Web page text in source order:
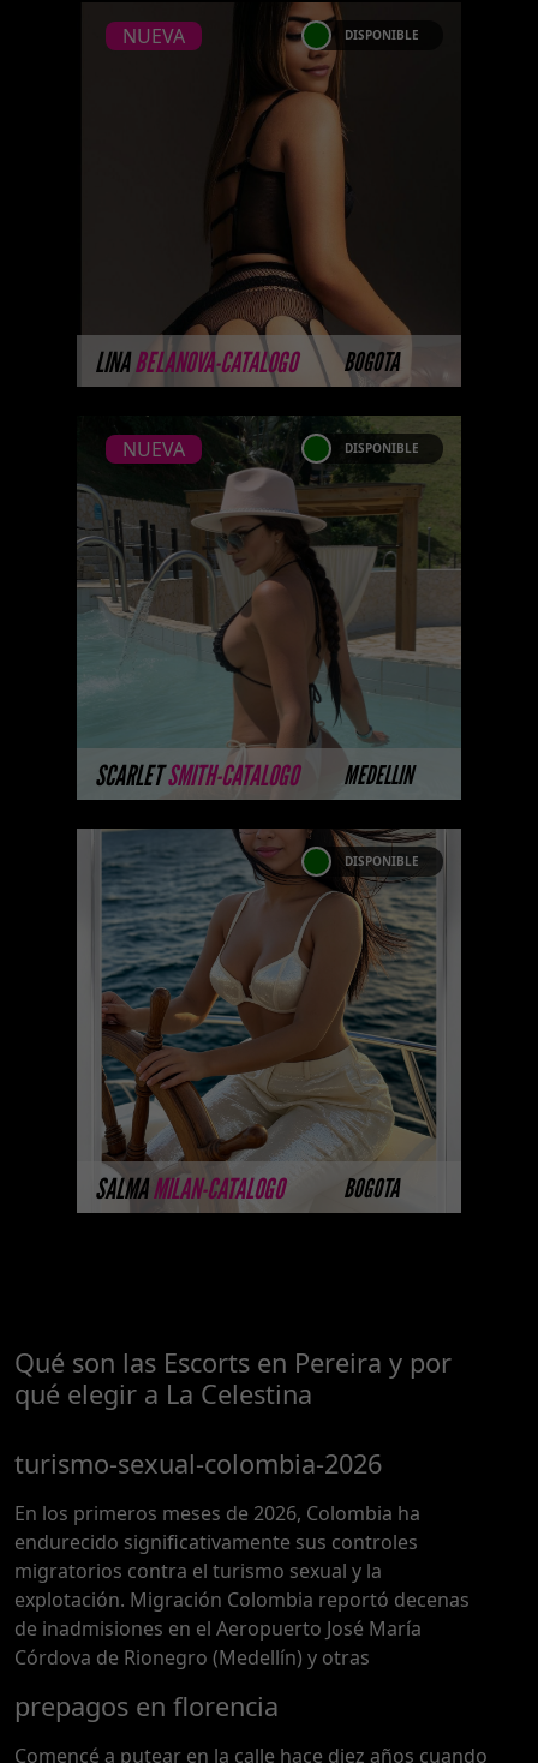
LINABELANOVA-CATALOGO BOGOTA
NUEVA DISPONIBLE
LINA BELANOVA-
CATALOGO PLATINO
NUEVA
Platinum Esta modelo pertenece
a nuestro Catálogo Privado
modelos con un nivel de belleza
MÁS INFORMACIÓN
SCARLETSMITH-CATALOGO MEDELLIN
NUEVA DISPONIBLE
SCARLET SMITH-
CATALOGO PLATINO
NUEVA
Platinum Esta modelo pertenece
a nuestro Catálogo Privado
Platinum. Selección privada de
modelos con un nivel de belleza
MÁS INFORMACIÓN
SALMAMILAN-CATALOGO BOGOTA
DISPONIBLE
SALMA MILAN-CATALOGO
PLATINO
Platinum Esta modelo pertenece
a nuestro Catálogo Privado
Platinum. Selección privada de
modelos con un nivel de belleza
y perform ...
MÁS INFORMACIÓN
Qué son las Escorts en Pereira y por
qué elegir a La Celestina
turismo-sexual-colombia-2026
En los primeros meses de 2026, Colombia ha
endurecido significativamente sus controles
migratorios contra el turismo sexual y la
explotación. Migración Colombia reportó decenas
de inadmisiones en el Aeropuerto José María
Córdova de Rionegro (Medellín) y otras
prepagos en florencia
Comencé a putear en la calle hace diez años cuando